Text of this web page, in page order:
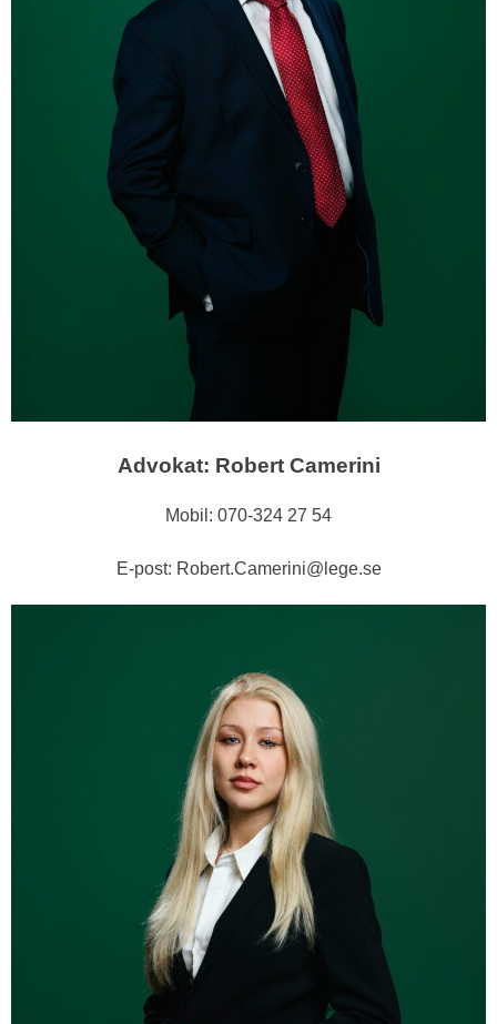
Advokat: Robert Camerini
Mobil: 070-324 27 54
E-post: Robert.Camerini@lege.se